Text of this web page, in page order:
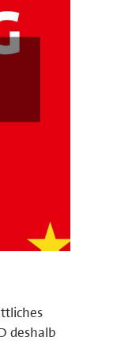
deshalb